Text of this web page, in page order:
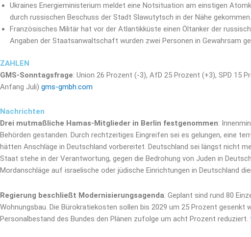
Ukraines Energieministerium meldet eine Notsituation am einstigen
durch russischen Beschuss der Stadt Slawutytsch in der Nähe
Französisches Militär hat vor der Atlantikküste einen Öltanker der
Angaben der Staatsanwaltschaft wurden zwei Personen in Gewahrsam
ZAHLEN
GMS-Sonntagsfrage: Union 26 Prozent (-3), AfD 25 Prozent (+3), SPD 15
Anfang Juli) gms-gmbh.com
Nachrichten
Drei mutmaßliche Hamas-Mitglieder in Berlin festgenommen:
Behörden gestanden. Durch rechtzeitiges Eingreifen sei es gelungen, eine
hätten Anschläge in Deutschland vorbereitet. Deutschland sei längst nicht
Staat stehe in der Verantwortung, gegen die Bedrohung von Juden in
Mordanschläge auf israelische oder jüdische Einrichtungen in Deutschland
Regierung beschließt Modernisierungsagenda: Geplant sind rund 80
Wohnungsbau. Die Bürokratiekosten sollen bis 2029 um 25 Prozent
Personalbestand des Bundes den Plänen zufolge um acht Prozent reduziert.